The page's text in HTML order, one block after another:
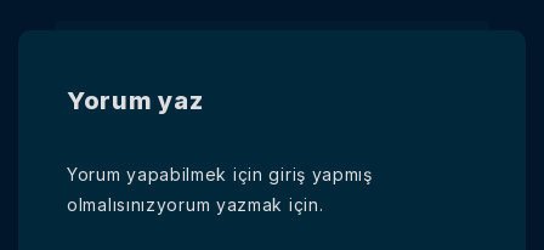
Yorum yaz
Yorum yapabilmek içingiriş yapmış
olmalısınızyorum yazmak için.